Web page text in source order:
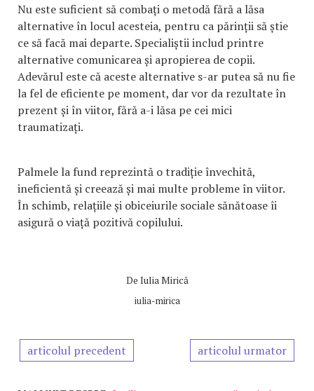
Nu este suficient să combați o metodă fără a lăsa
alternative în locul acesteia, pentru ca părinții să știe
ce să facă mai departe. Specialiștii includ printre
alternative comunicarea și apropierea de copii.
Adevărul este că aceste alternative s-ar putea să nu fie
la fel de eficiente pe moment, dar vor da rezultate în
prezent și în viitor, fără a-i lăsa pe cei mici
traumatizați.
Palmele la fund reprezintă o tradiție învechită,
ineficientă și creează și mai multe probleme în viitor.
În schimb, relațiile și obiceiurile sociale sănătoase îi
asigură o viață pozitivă copilului.
De Iulia Mirică
iulia-mirica
articolul precedent articolul urmator